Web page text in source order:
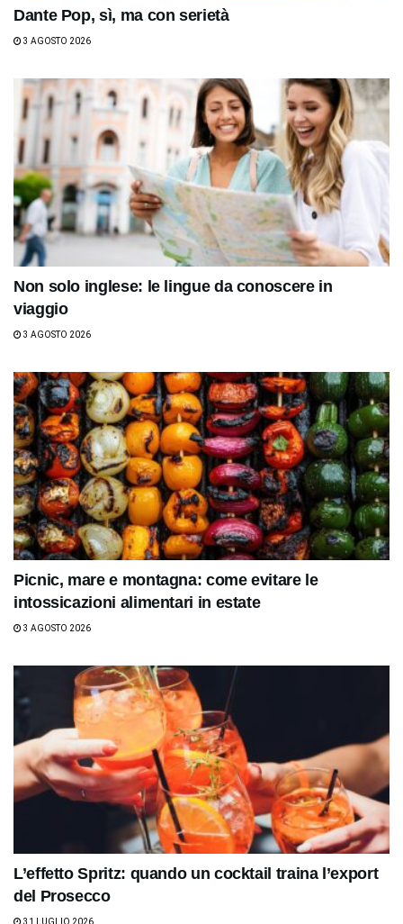
Dante Pop, sì, ma con serietà
3 AGOSTO 2026
Non solo inglese: le lingue da conoscere in
viaggio
3 AGOSTO 2026
Picnic, mare e montagna: come evitare le
intossicazioni alimentari in estate
3 AGOSTO 2026
L’effetto Spritz: quando un cocktail traina l’export
del Prosecco
31 LUGLIO 2026